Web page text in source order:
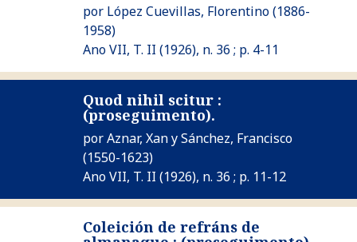
por López Cuevillas, Florentino(1886-
1958)
Ano VII, T. II (1926), n. 36 ; p. 4-11
Ver Quod nihil scitur : (proseguimento).
Quod nihil scitur :
(proseguimento).
porAznar, XanySánchez, Francisco
(1550-1623)
Ano VII, T. II (1926), n. 36 ; p. 11-12
Ver Coleición de refráns de almanaque : (proseguimento)
Coleición de refráns de